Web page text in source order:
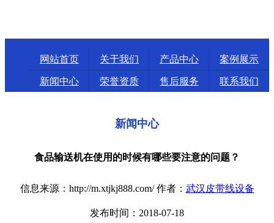
网站首页 关于我们 产品中心 案例展示
新闻中心 荣誉资质 售后服务 联系我们
新闻中心
食品输送机在使用的时候有哪些要注意的问题？
信息来源：http://m.xtjkj888.com/ 作者： 武汉皮带线设备
发布时间：2018-07-18